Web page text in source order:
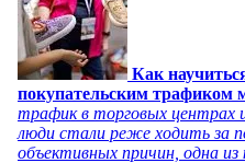
Как
покупательским трафиком
трафик в торговых центрах
люди стали реже ходить за
объективных причин, одна